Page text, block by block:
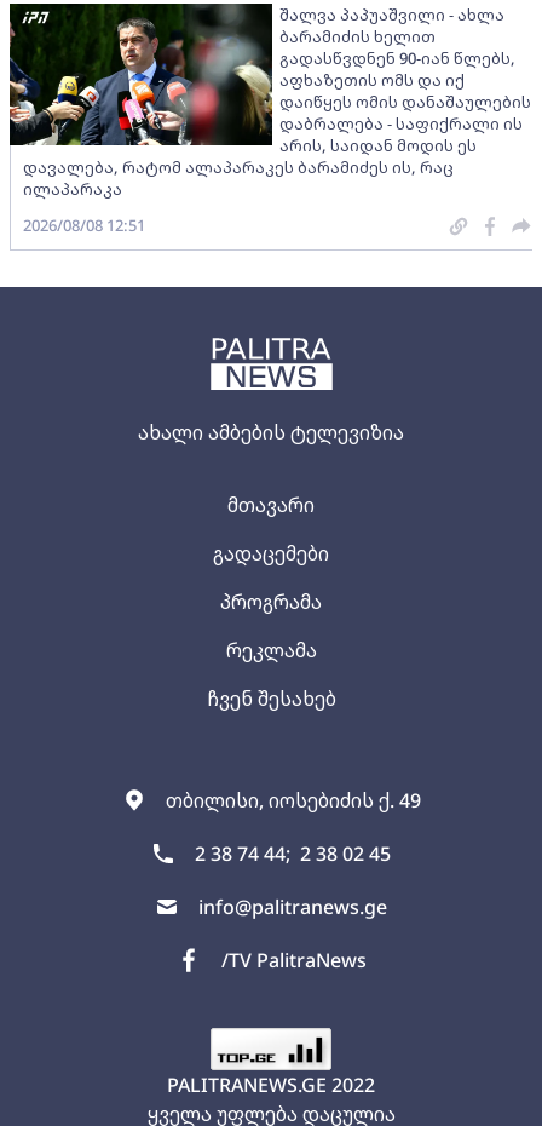
ახალი ამბების ტელევიზია
თბილისი, იოსებიძის ქ. 49
2 38 74 44; 2 38 02 45
info@palitranews.ge
/TV PalitraNews
მთავარი
გადაცემები
პროგრამა
რეკლამა
ჩვენ შესახებ
PALITRANEWS.GE 2022
ყველა უფლება დაცულია
შალვა პაპუაშვილი - ახლა
ბარამიძის ხელით
გადასწვდნენ 90-იან წლებს,
აფხაზეთის ომს და იქ
დაიწყეს ომის დანაშაულების
დაბრალება - საფიქრალი ის
არის, საიდან მოდის ეს
დავალება, რატომ ალაპარაკეს ბარამიძეს ის, რაც
ილაპარაკა
2026/08/08 12:51